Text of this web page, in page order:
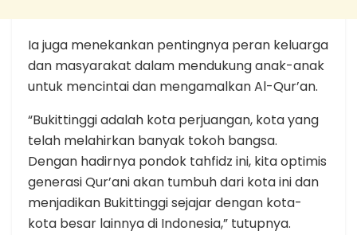
Ia juga menekankan pentingnya peran keluarga
dan masyarakat dalam mendukung anak-anak
untuk mencintai dan mengamalkan Al-Qur’an.
“Bukittinggi adalah kota perjuangan, kota yang
telah melahirkan banyak tokoh bangsa.
Dengan hadirnya pondok tahfidz ini, kita optimis
generasi Qur’ani akan tumbuh dari kota ini dan
menjadikan Bukittinggi sejajar dengan kota-
kota besar lainnya di Indonesia,” tutupnya.